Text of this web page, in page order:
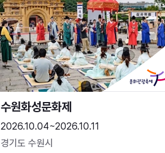
수원화성문화제
2026.10.04~2026.10.11
경기도 수원시